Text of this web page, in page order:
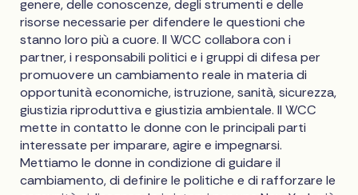
genere, delle conoscenze, degli strumenti e delle
risorse necessarie per difendere le questioni che
stanno loro più a cuore. Il WCC collabora con i
partner, i responsabili politici e i gruppi di difesa per
promuovere un cambiamento reale in materia di
opportunità economiche, istruzione, sanità, sicurezza,
giustizia riproduttiva e giustizia ambientale. Il WCC
mette in contatto le donne con le principali parti
interessate per imparare, agire e impegnarsi.
Mettiamo le donne in condizione di guidare il
cambiamento, di definire le politiche e di rafforzare le